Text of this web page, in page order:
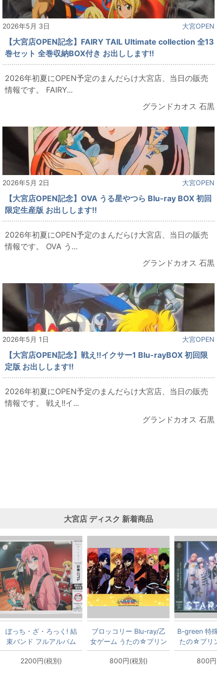
2026年5月 3日 大宮OPEN
【大宮店OPEN記念】FAIRY TAIL Ultimate collection 全13
巻セット 全巻収納BOX付き お出しします!!
2026年初夏にOPEN予定のまんだらけ大宮店、当日の販売
情報です。 FAIRY...
グランドカオス 石黒
2026年5月 2日 大宮OPEN
【大宮店OPEN記念】OVA うる星やつら Blu-ray BOX 初回
限定生産版 お出しします!!
2026年初夏にOPEN予定のまんだらけ大宮店、当日の販売
情報です。 OVA う...
グランドカオス 石黒
2026年5月 1日 大宮OPEN
【大宮店OPEN記念】戦え!!イクサー1 Blu-rayBOX 初回限
定版 お出しします!!
2026年初夏にOPEN予定のまんだらけ大宮店、当日の販売
情報です。 戦え!!イ...
グランドカオス 石黒
大宮店 ディスク 新着商品
ぼっち・ざ・ろっく! 結
束バンド フルアルバム
期間生産限定盤
2200円(税別)
ブロッコリー Blu-ray/乙
女ゲーム うたの☆プリン
スさまっ♪ 劇場版 マジ
LOVEキングダム 初回限
800円(税別)
B-green 特
たの☆プリ
10th
800